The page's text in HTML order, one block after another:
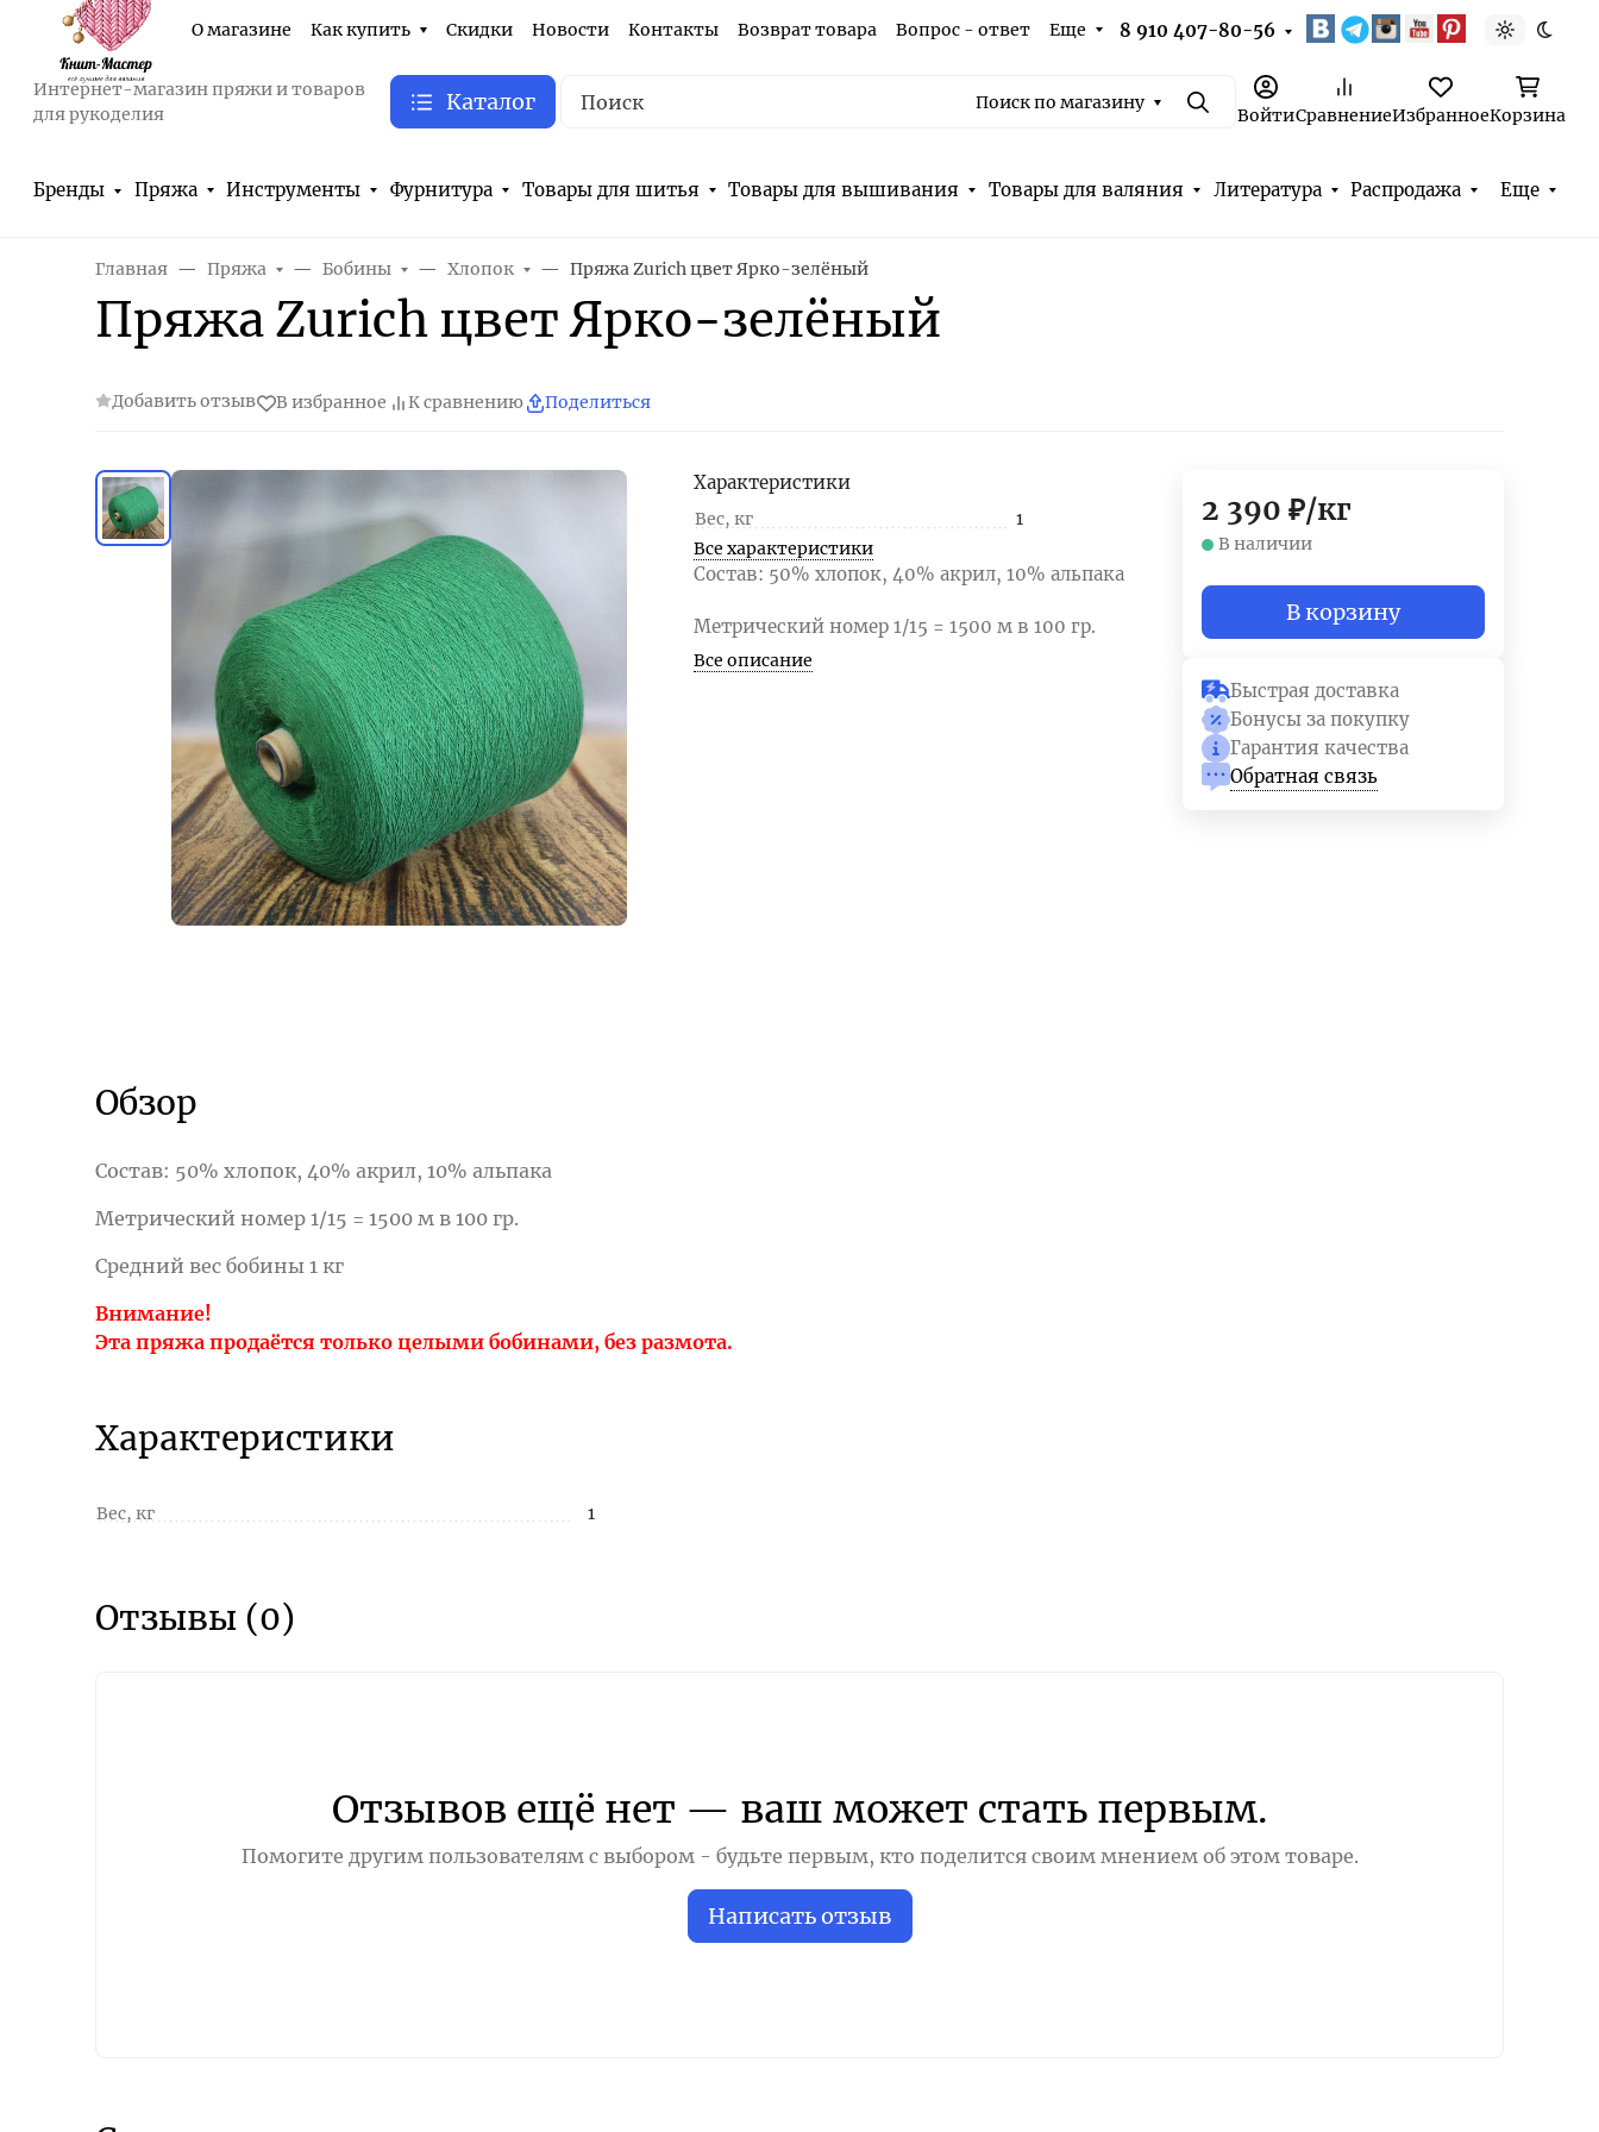
О магазине Как купить Скидки Новости Контакты Возврат товара Вопрос - ответ Еще 8 910 407-80-56 Светлая
Интернет-магазин пряжи и товаров
для рукоделия
Каталог Поиск по магазину ПоискВойтиСравнениеИзбранноеКорзина
Бренды Пряжа Инструменты Фурнитура Товары для шитья Товары для вышивания Товары для валяния Литература Распродажа Еще
Главная Пряжа Бобины Хлопок Пряжа Zurich цвет Ярко-зелёный
Пряжа Zurich цвет Ярко-зелёный
Добавить отзыв В избранное К сравнению Поделиться
Характеристики
Вес, кг
1
Все характеристики
​Состав: 50% хлопок, 40% акрил, 10% альпака
Метрический номер 1/15 = 1500 м в 100 гр.
Все описание
2 390 ₽/кг
В наличии
В корзину
Быстрая доставка
Бонусы за покупку
Гарантия качества
Обратная связь
Обзор
Состав: 50% хлопок, 40% акрил, 10% альпака
Метрический номер 1/15 = 1500 м в 100 гр.
Средний вес бобины 1 кг
Внимание!
Эта пряжа продаётся только целыми бобинами, без размота.
Характеристики
Вес, кг 1
Отзывы (0)
Отзывов ещё нет — ваш может стать первым.
Помогите другим пользователям с выбором - будьте первым, кто поделится своим мнением об этом товаре.
Написать отзыв